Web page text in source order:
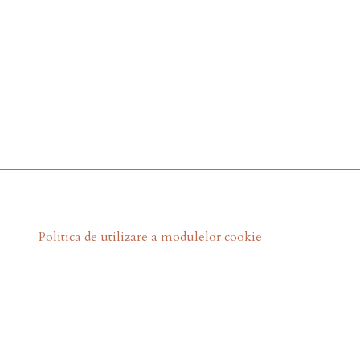
Politica de utilizare a modulelor cookie